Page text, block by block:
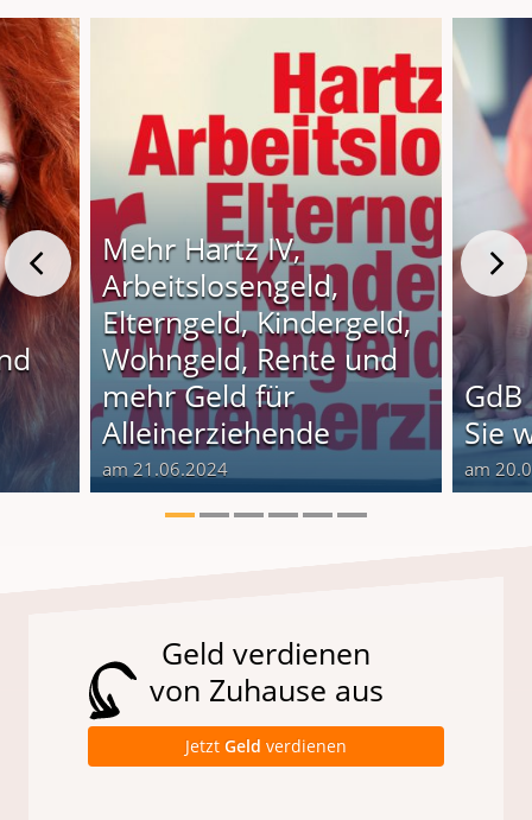
Mehr Hartz IV,
Arbeitslosengeld,
Elterngeld, Kindergeld,
Wohngeld, Rente und
mehr Geld für
Alleinerziehende
am 21.06.2024
Sie
am
Geld verdienen
von Zuhause aus
Jetzt Geld verdienen